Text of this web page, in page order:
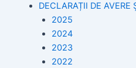
DECLARAȚII DE AVERE
2025
2024
2023
2022